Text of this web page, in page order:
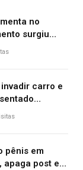
no
surgiu
de
carro e
pênis em
apaga post e